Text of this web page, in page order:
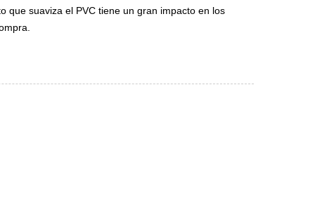
que suaviza el PVC tiene un gran impacto en los